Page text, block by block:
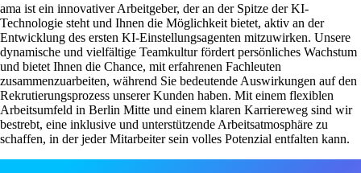
ama ist ein innovativer Arbeitgeber, der an der Spitze der KI-
Technologie steht und Ihnen die Möglichkeit bietet, aktiv an der
Entwicklung des ersten KI-Einstellungsagenten mitzuwirken. Unsere
dynamische und vielfältige Teamkultur fördert persönliches Wachstum
und bietet Ihnen die Chance, mit erfahrenen Fachleuten
zusammenzuarbeiten, während Sie bedeutende Auswirkungen auf den
Rekrutierungsprozess unserer Kunden haben. Mit einem flexiblen
Arbeitsumfeld in Berlin Mitte und einem klaren Karriereweg sind wir
bestrebt, eine inklusive und unterstützende Arbeitsatmosphäre zu
schaffen, in der jeder Mitarbeiter sein volles Potenzial entfalten kann.